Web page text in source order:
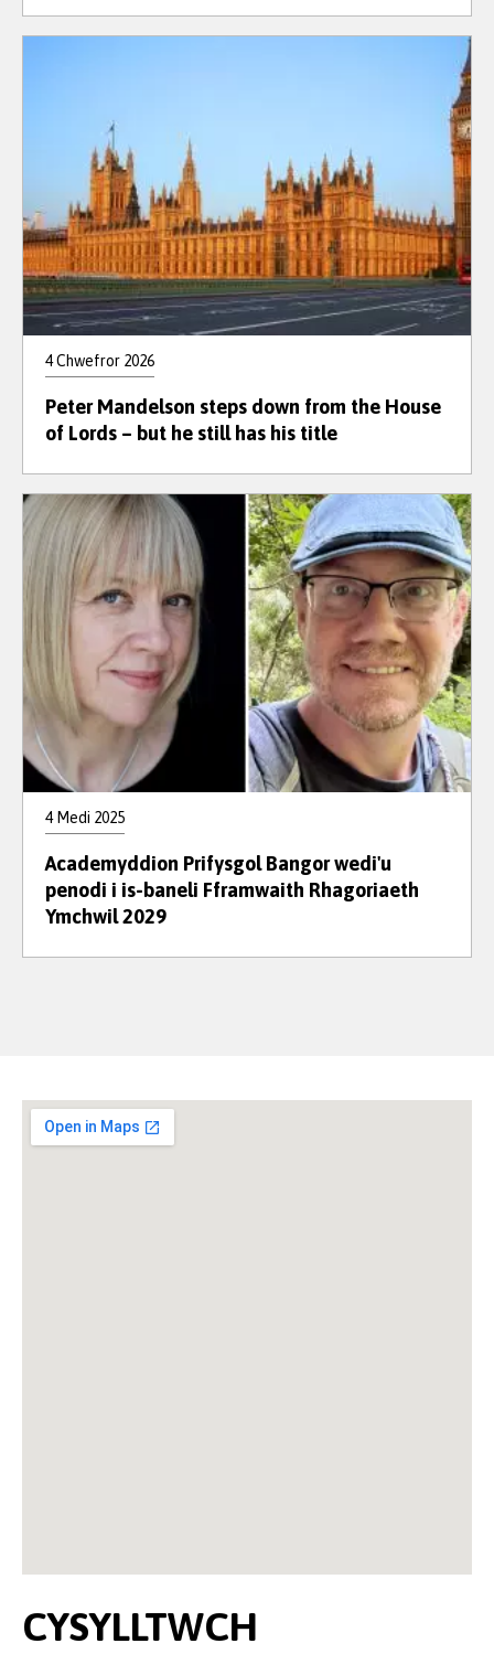
4 Chwefror 2026
Peter Mandelson steps down from the House
of Lords – but he still has his title
4 Medi 2025
Academyddion Prifysgol Bangor wedi'u
penodi i is-baneli Fframwaith Rhagoriaeth
Ymchwil 2029
CYSYLLTWCH